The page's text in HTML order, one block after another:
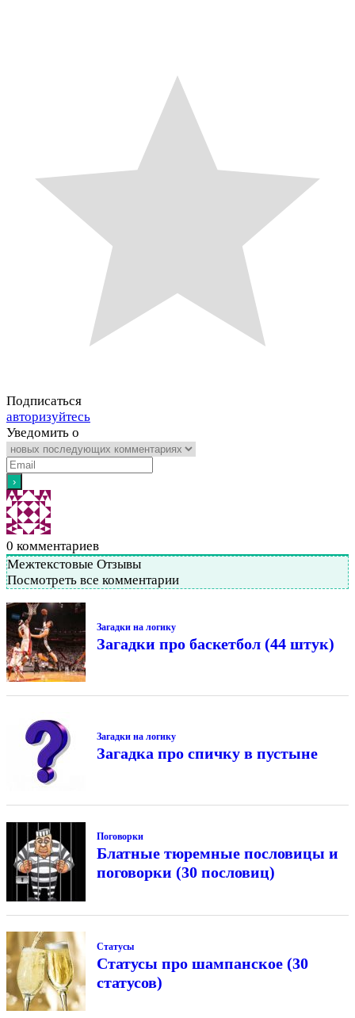
Подписаться
авторизуйтесь
Уведомить о
0 комментариев
Межтекстовые Отзывы
Посмотреть все комментарии
Загадки на логику
Загадки про баскетбол (44 штук)
Загадки на логику
Загадка про спичку в пустыне
Поговорки
Блатные тюремные пословицы и
поговорки (30 пословиц)
Статусы
Статусы про шампанское (30
статусов)